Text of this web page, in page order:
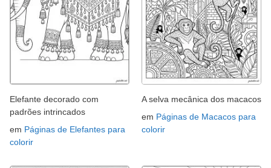
Elefante decorado com
padrões intrincados
em Páginas de Elefantes para
colorir
A selva mecânica dos macacos
em Páginas de Macacos para
colorir